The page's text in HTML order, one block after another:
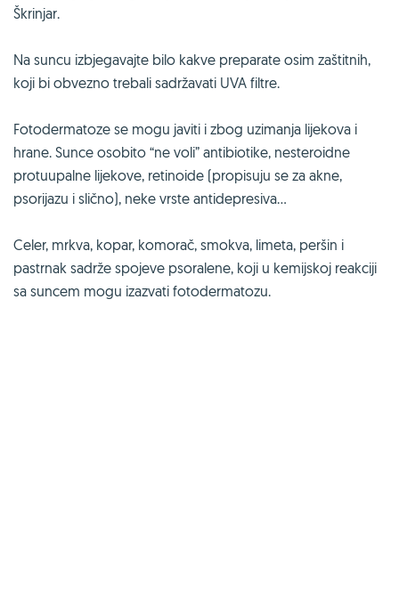
Škrinjar.
Na suncu izbjegavajte bilo kakve preparate osim zaštitnih,
koji bi obvezno trebali sadržavati UVA filtre.
Fotodermatoze se mogu javiti i zbog uzimanja lijekova i
hrane. Sunce osobito “ne voli” antibiotike, nesteroidne
protuupalne lijekove, retinoide (propisuju se za akne,
psorijazu i slično), neke vrste antidepresiva...
Celer, mrkva, kopar, komorač, smokva, limeta, peršin i
pastrnak sadrže spojeve psoralene, koji u kemijskoj reakciji
sa suncem mogu izazvati fotodermatozu.